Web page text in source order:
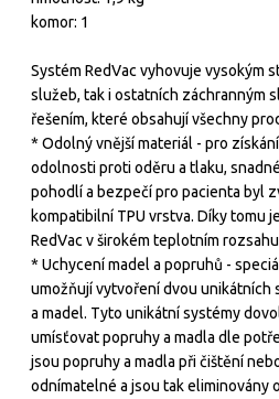
komor: 1
Systém RedVac vyhovuje vysokým
služeb, tak i ostatních záchranným
řešením, které obsahují všechny
* Odolný vnější materiál - pro
odolnosti proti oděru a tlaku,
pohodlí a bezpečí pro pacienta byl
kompatibilní TPU vrstva. Díky tomu
RedVac v širokém teplotním
* Uchycení madel a popruhů -
umožňují vytvoření dvou unikátních
a madel. Tyto unikátní systémy
umísťovat popruhy a madla dle
jsou popruhy a madla při čištění
odnímatelné a jsou tak eliminovány